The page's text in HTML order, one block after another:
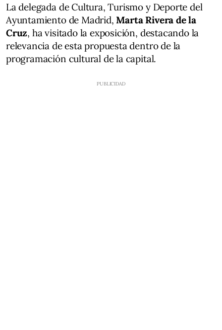
La delegada de Cultura, Turismo y Deporte del
Ayuntamiento de Madrid, Marta Rivera de la
Cruz, ha visitado la exposición, destacando la
relevancia de esta propuesta dentro de la
programación cultural de la capital.